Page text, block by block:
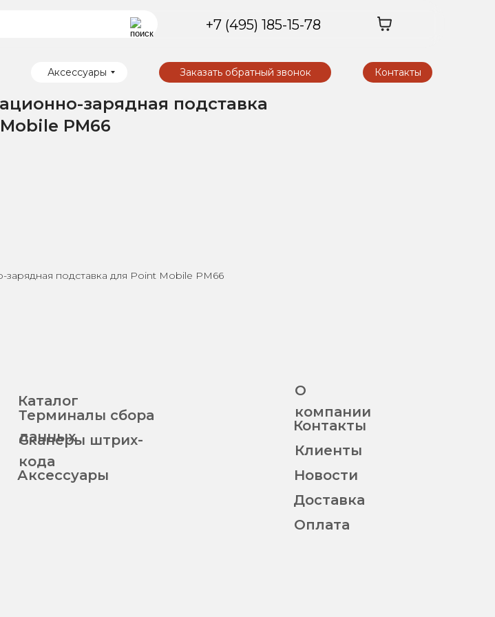
Аксессуары Заказать обратный звонок Контакты
+7 (495) 185-15-78
зарядная подставка
PM66
подставка для Point Mobile PM66
Каталог
Контакты
Новости
Оплата
Доставка
Клиенты
О
компании
Аксессуары
Терминалы сбора
данных
Сканеры штрих-
кода